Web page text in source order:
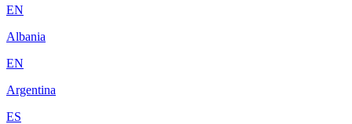
EN
Albania
EN
Argentina
ES